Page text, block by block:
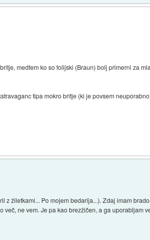
medtem ko so folijski (Braun) bolj primerni za
tipa mokro britje (ki je povsem
z žiletkami... Po mojem bedarija...). Zdaj imam
več, ne vem. Je pa kao brezžičen, a ga uporabljam